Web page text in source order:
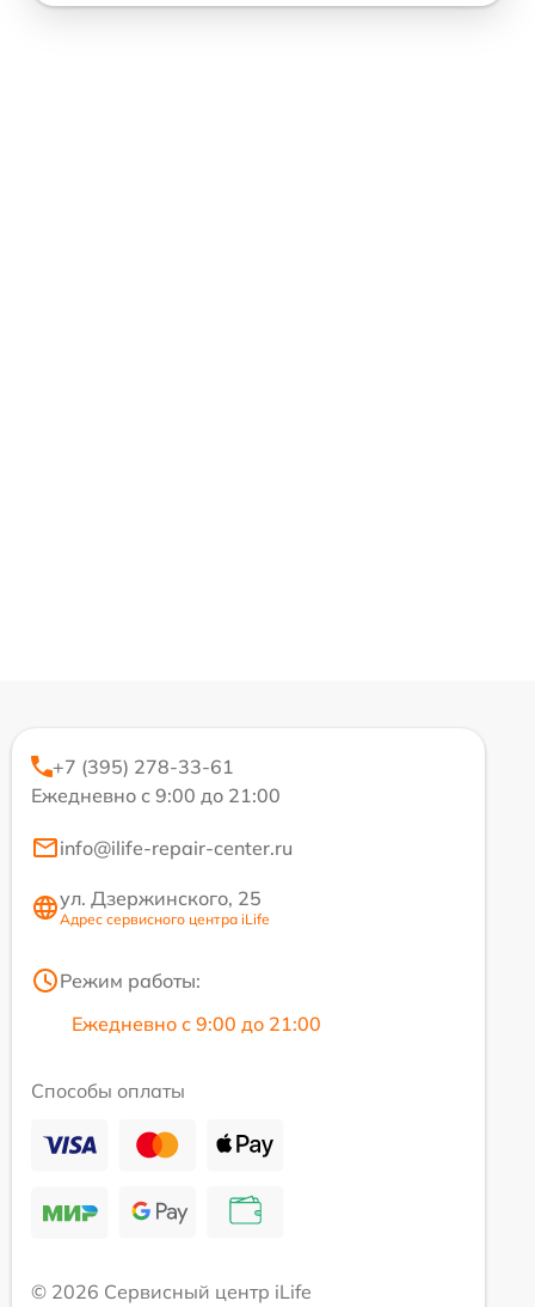
+7 (395) 278-33-61
Ежедневно с 9:00 до 21:00
info@ilife-repair-center.ru
ул. Дзержинского, 25
Адрес сервисного центра iLife
Режим работы:
Ежедневно с 9:00 до 21:00
Способы оплаты
© 2026 Сервисный центр iLife